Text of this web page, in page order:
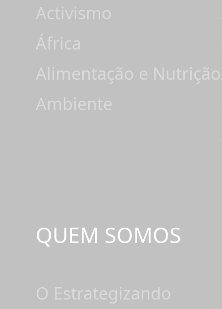
Activismo
África
Alimentação e Nutrição
Ambiente
QUEM SOMOS
O Estrategizando